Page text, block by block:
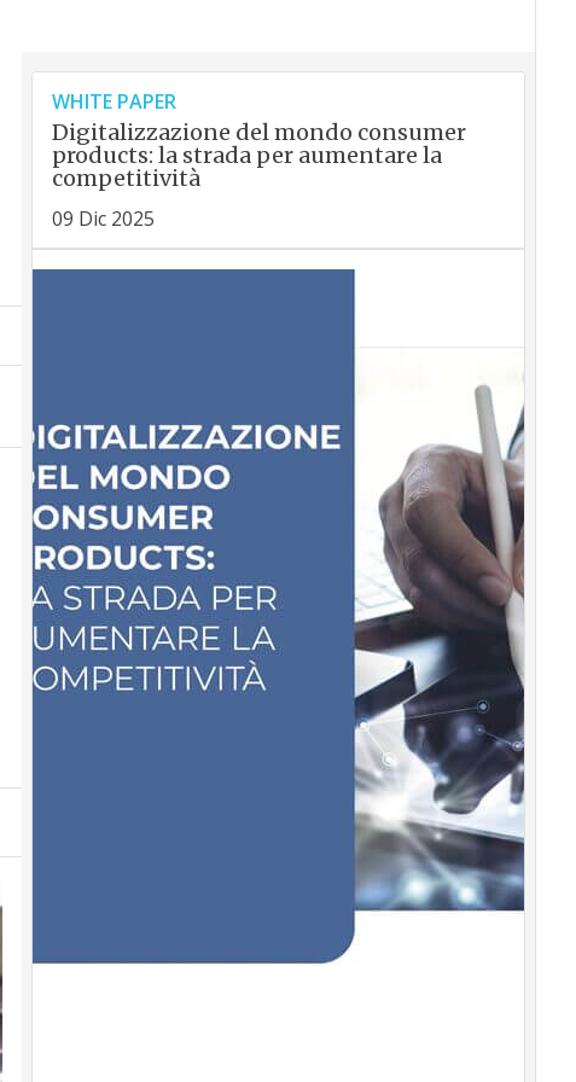
WHITE PAPER
Digitalizzazione del mondo consumer
products: la strada per aumentare la
competitività
09 Dic 2025